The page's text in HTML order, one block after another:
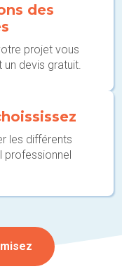
des
projet vous
devis gratuit.
les différents
professionnel